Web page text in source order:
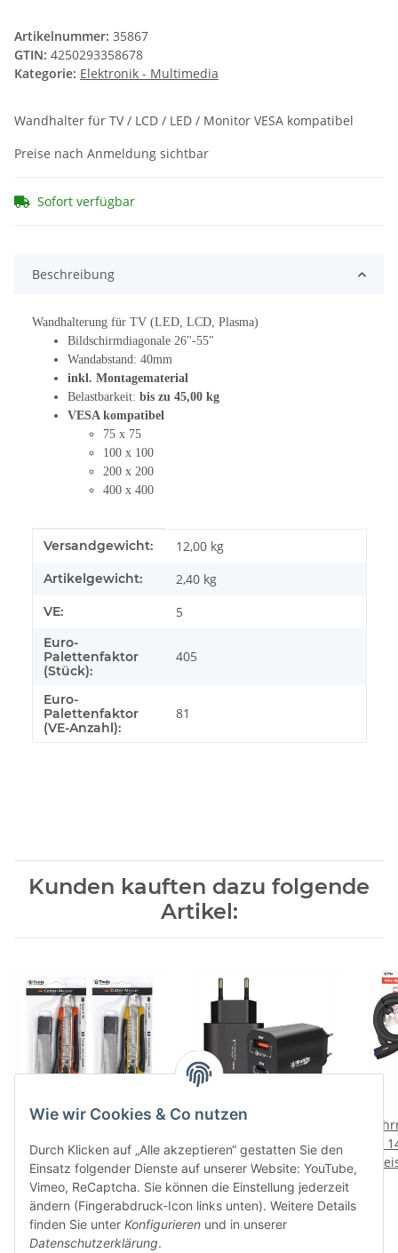
Wie wir Cookies & Co nutzen
Durch Klicken auf „Alle akzeptieren“ gestatten Sie den
Einsatz folgender Dienste auf unserer Website: YouTube,
Vimeo, ReCaptcha. Sie können die Einstellung jederzeit
ändern (Fingerabdruck-Icon links unten). Weitere Details
finden Sie unter Konfigurieren und in unserer
Datenschutzerklärung.
Artikelnummer: 35867
GTIN: 4250293358678
Kategorie: Elektronik - Multimedia
Wandhalter für TV / LCD / LED / Monitor VESA kompatibel
Preise nach Anmeldung sichtbar
Sofort verfügbar
Beschreibung
Wandhalterung für TV (LED, LCD, Plasma)
Bildschirmdiagonale 26"-55"
Wandabstand: 40mm
inkl. Montagematerial
Belastbarkeit: bis zu 45,00 kg
VESA kompatibel
75 x 75
100 x 100
200 x 200
400 x 400
Produkteigenschaft
Wert
Versandgewicht: 12,00 kg
Artikelgewicht: 2,40 kg
VE: 5
Euro-
Palettenfaktor
(Stück):
405
Euro-
Palettenfaktor
(VE-Anzahl):
81
Kunden kauften dazu folgende
Artikel:
Cuttermesser mit 5
Ersatzklingen im 12-er
Verkaufsdisplay
Preise nach Anmeldung
sichtbar
Schnell-Ladeadapter
230V Netzteil mit 1 USB
+ 1 USB-C Port (BASIC
LINE) - 3.0A
Preise nach Anmeldung
sichtbar
x